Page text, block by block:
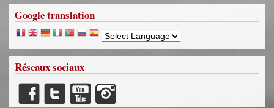
Google translation
Réseaux sociaux